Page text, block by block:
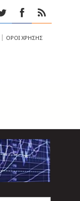
ΟΡΟΙ ΧΡΗΣΗΣ